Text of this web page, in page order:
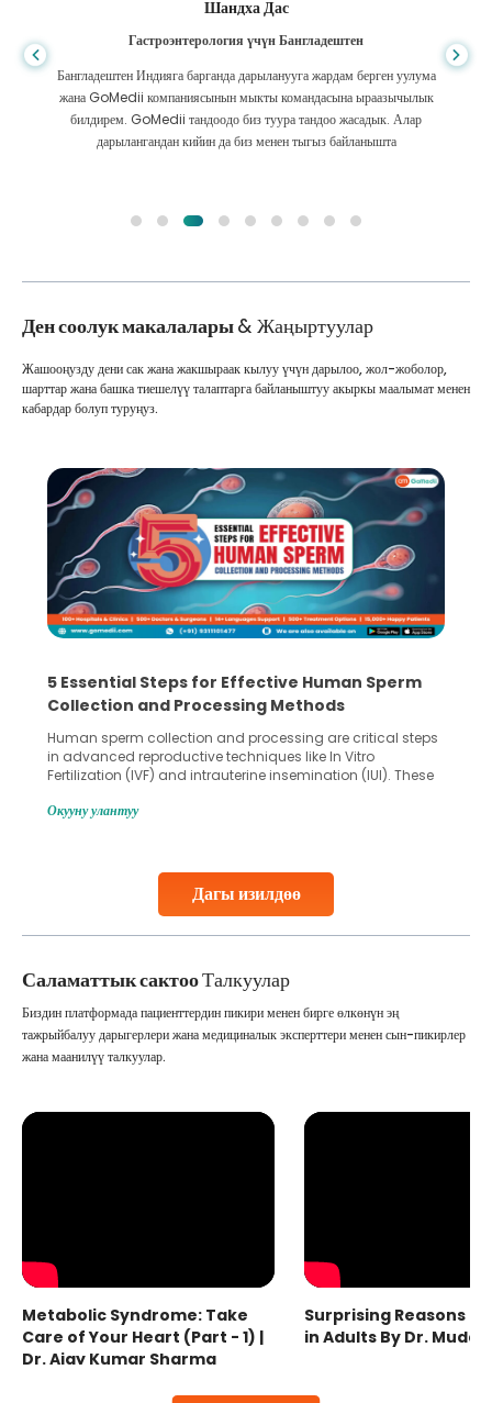
Шандха Дас
Гастроэнтерология үчүн Бангладештен
Бангладештен Индияга барганда дарыланууга жардам берген уулума
жана GoMedii компаниясынын мыкты командасына ыраазычылык
билдирем. GoMedii тандоодо биз туура тандоо жасадык. Алар
дарылангандан кийин да биз менен тыгыз байланышта
Ден соолук макалалары& Жаңыртуулар
Дагы изилдөө
Жашооңузду дени сак жана жакшыраак кылуу үчүн дарылоо, жол-жоболор,
шарттар жана башка тиешелүү талаптарга байланыштуу акыркы маалымат менен
кабардар болуп туруңуз.
5 Essential Steps for Effective Human Sperm
Collection and Processing Methods
Human sperm collection and processing are critical steps
in advanced reproductive techniques like In Vitro
Fertilization (IVF) and intrauterine insemination (IUI). These
challenges and help couples achieve their dream of
collected, they process the
Окууну улантуу
Саламаттык сактооТалкуулар
Биздин платформада пациенттердин пикири менен бирге өлкөнүн эң
тажрыйбалуу дарыгерлери жана медициналык эксперттери менен сын-пикирлер
жана маанилүү талкуулар.
Metabolic Syndrome: Take
Care of Your Heart (Part - 1) |
Dr. Ajay Kumar Sharma
Surprising Reasons
in Adults By Dr.